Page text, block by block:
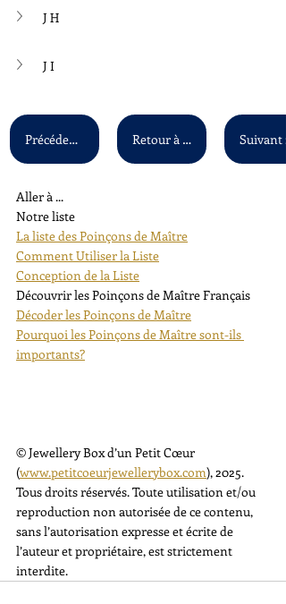
J H
J I
Précédent : J E - J F Retour à la liste principale
Aller à ...
Notre liste
La liste des Poinçons de Maître
Comment Utiliser la Liste
Conception de la Liste
Découvrir les Poinçons de Maître Français
Décoder les Poinçons de Maître
Pourquoi les Poinçons de Maître sont-ils
importants?
© Jewellery Box d’un Petit Cœur
(www.petitcoeurjewellerybox.com), 2025.
Tous droits réservés. Toute utilisation et/ou
reproduction non autorisée de ce contenu,
sans l’autorisation expresse et écrite de
l’auteur et propriétaire, est strictement
interdite.